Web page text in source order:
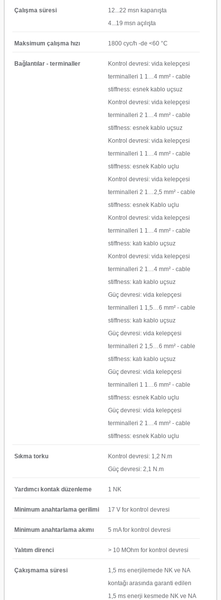
Çalışma süresi
12...22 msn kapanışta
4...19 msn açılışta
Maksimum çalışma hızı 1800 cyc/h -de <60 °C
Bağlantılar - terminaller
Kontrol devresi: vida kelepçesi
terminalleri 1 1…4 mm² - cable
stiffness: esnek kablo uçsuz
Kontrol devresi: vida kelepçesi
terminalleri 2 1…4 mm² - cable
stiffness: esnek kablo uçsuz
Kontrol devresi: vida kelepçesi
terminalleri 1 1…4 mm² - cable
stiffness: esnek Kablo uçlu
Kontrol devresi: vida kelepçesi
terminalleri 2 1…2,5 mm² - cable
stiffness: esnek Kablo uçlu
Kontrol devresi: vida kelepçesi
terminalleri 1 1…4 mm² - cable
stiffness: katı kablo uçsuz
Kontrol devresi: vida kelepçesi
terminalleri 2 1…4 mm² - cable
stiffness: katı kablo uçsuz
Güç devresi: vida kelepçesi
terminalleri 1 1,5…6 mm² - cable
stiffness: katı kablo uçsuz
Güç devresi: vida kelepçesi
terminalleri 2 1,5…6 mm² - cable
stiffness: katı kablo uçsuz
Güç devresi: vida kelepçesi
terminalleri 1 1…6 mm² - cable
stiffness: esnek Kablo uçlu
Güç devresi: vida kelepçesi
terminalleri 2 1…4 mm² - cable
stiffness: esnek Kablo uçlu
Sıkma torku
Kontrol devresi: 1,2 N.m
Güç devresi: 2,1 N.m
Yardımcı kontak düzenleme 1 NK
Minimum anahtarlama gerilimi 17 V for kontrol devresi
Minimum anahtarlama akımı 5 mA for kontrol devresi
Yalıtım direnci > 10 MOhm for kontrol devresi
Çakışmama süresi
1,5 ms enerjilemede NK ve NA
kontağı arasında garanti edilen
1,5 ms enerji kesmede NK ve NA